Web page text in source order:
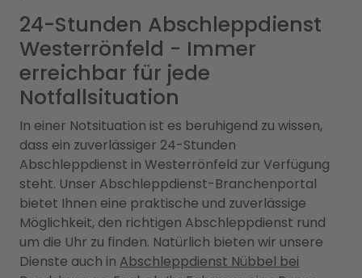
24-Stunden Abschleppdienst
Westerrönfeld - Immer
erreichbar für jede
Notfallsituation
In einer Notsituation ist es beruhigend zu wissen,
dass ein zuverlässiger 24-Stunden
Abschleppdienst in Westerrönfeld zur Verfügung
steht. Unser Abschleppdienst-Branchenportal
bietet Ihnen eine praktische und zuverlässige
Möglichkeit, den richtigen Abschleppdienst rund
um die Uhr zu finden. Natürlich bieten wir unsere
Dienste auch in Abschleppdienst Nübbel bei